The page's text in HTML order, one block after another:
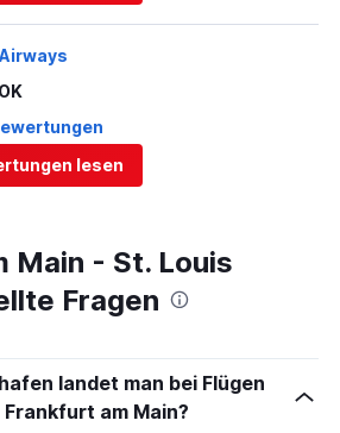
OK
lesen
Main - St. Louis
Fragen
landet man bei Flügen
am Main?